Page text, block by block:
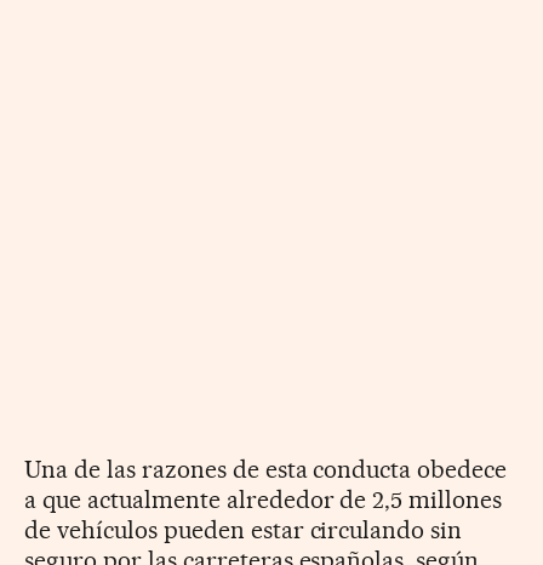
Una de las razones de esta conducta obedece
a que actualmente alrededor de 2,5 millones
de vehículos pueden estar circulando sin